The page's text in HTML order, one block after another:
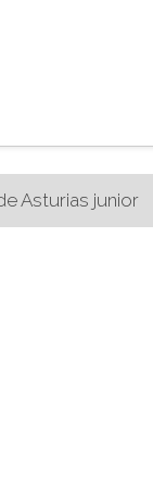
Asturias junior